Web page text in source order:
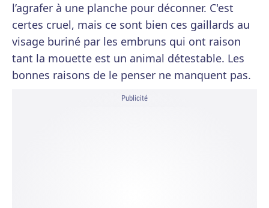
l’agrafer à une planche pour déconner. C'est
certes cruel, mais ce sont bien ces gaillards au
visage buriné par les embruns qui ont raison
tant la mouette est un animal détestable. Les
bonnes raisons de le penser ne manquent pas.
Publicité